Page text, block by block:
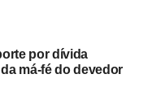
por dívida
má-fé do devedor